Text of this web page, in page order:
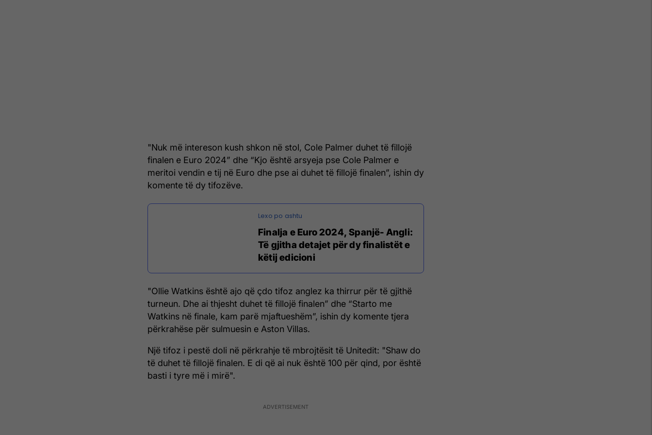
"Nuk më intereson kush shkon në stol, Cole Palmer duhet të fillojë
finalen e Euro 2024” dhe “Kjo është arsyeja pse Cole Palmer e
meritoi vendin e tij në Euro dhe pse ai duhet të fillojë finalen”, ishin dy
komente të dy tifozëve.
Finalja e Euro 2024, Spanjë- Angli:
Të gjitha detajet për dy finalistët e
këtij edicioni
"Ollie Watkins është ajo që çdo tifoz anglez ka thirrur për të gjithë
turneun. Dhe ai thjesht duhet të fillojë finalen” dhe “Starto me
Watkins në finale, kam parë mjaftueshëm”, ishin dy komente tjera
përkrahëse për sulmuesin e Aston Villas.
Një tifoz i pestë doli në përkrahje të mbrojtësit të Unitedit: "Shaw do
të duhet të fillojë finalen. E di që ai nuk është 100 për qind, por është
basti i tyre më i mirë".